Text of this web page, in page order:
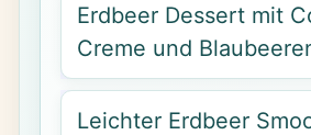
Erdbeer Dessert mit
Creme und
Leichter Erdbeer